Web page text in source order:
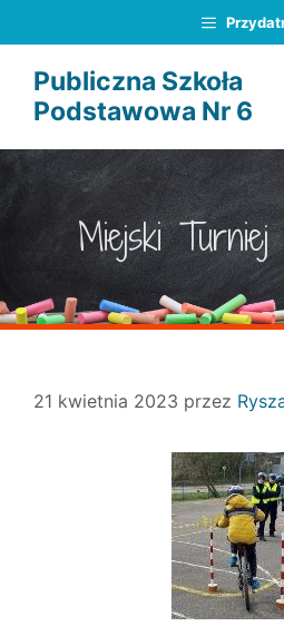
do
treściPubliczna Szkoła
Podstawowa Nr 6
Miejski
21 kwietnia 2023 przez